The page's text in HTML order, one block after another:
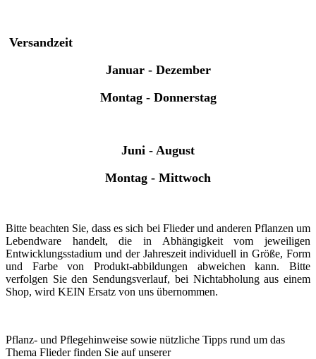
Versandzeit
Januar - Dezember
Montag - Donnerstag
Juni - August
Montag - Mittwoch
Bitte beachten Sie, dass es sich bei Flieder und anderen Pflanzen um
Lebendware handelt, die in Abhängigkeit vom jeweiligen
Entwicklungsstadium und der Jahreszeit individuell in Größe, Form
und Farbe von Produkt-abbildungen abweichen kann. Bitte
verfolgen Sie den Sendungsverlauf, bei Nichtabholung aus einem
Shop, wird KEIN Ersatz von uns übernommen.
Pflanz- und Pflegehinweise sowie nützliche Tipps rund um das
Thema Flieder finden Sie auf unserer